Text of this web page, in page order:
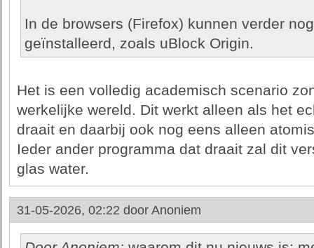
In de browsers (Firefox) kunnen verder
geïnstalleerd, zoals uBlock Origin.
Het is een volledig academisch scenario
werkelijke wereld. Dit werkt alleen als het
draait en daarbij ook nog eens alleen
Ieder ander programma dat draait zal dit
glas water.
31-05-2026, 02:22 door Anoniem